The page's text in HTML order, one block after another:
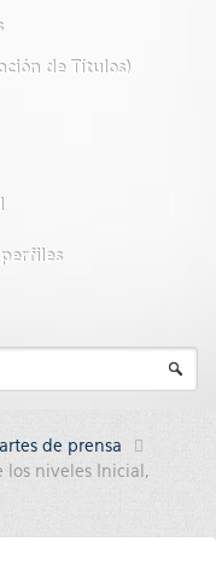
de Títulos)
de prensa
los niveles Inicial,